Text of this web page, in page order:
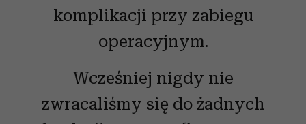
komplikacji przy zabiegu
operacyjnym.
Wcześniej nigdy nie
zwracaliśmy się do żadnych